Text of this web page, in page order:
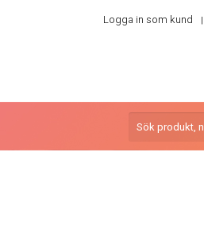
Logga in som kund